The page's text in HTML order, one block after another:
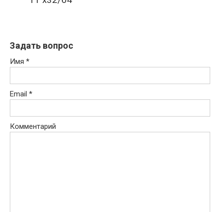
Задать вопрос
Имя *
Email *
Комментарий